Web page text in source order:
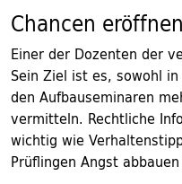
Chancen eröffnen
Einer der Dozenten der
Sein Ziel ist es, sowohl
den Aufbauseminaren
vermitteln. Rechtliche
wichtig wie
Prüflingen Angst